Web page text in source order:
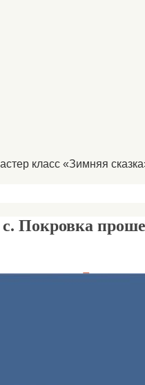
класс «Зимняя
Покровка
,новости Покровка
прошел мастер
Ребята с
были все